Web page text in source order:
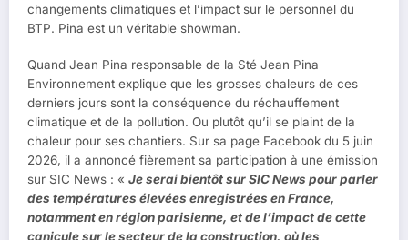
changements climatiques et l’impact sur le personnel du
BTP. Pina est un véritable showman.
Quand Jean Pina responsable de la Sté Jean Pina
Environnement explique que les grosses chaleurs de ces
derniers jours sont la conséquence du réchauffement
climatique et de la pollution. Ou plutôt qu’il se plaint de la
chaleur pour ses chantiers. Sur sa page Facebook du 5 juin
2026, il a annoncé fièrement sa participation à une émission
sur SIC News : « Je serai bientôt sur SIC News pour parler
des températures élevées enregistrées en France,
notamment en région parisienne, et de l’impact de cette
canicule sur le secteur de la construction, où les